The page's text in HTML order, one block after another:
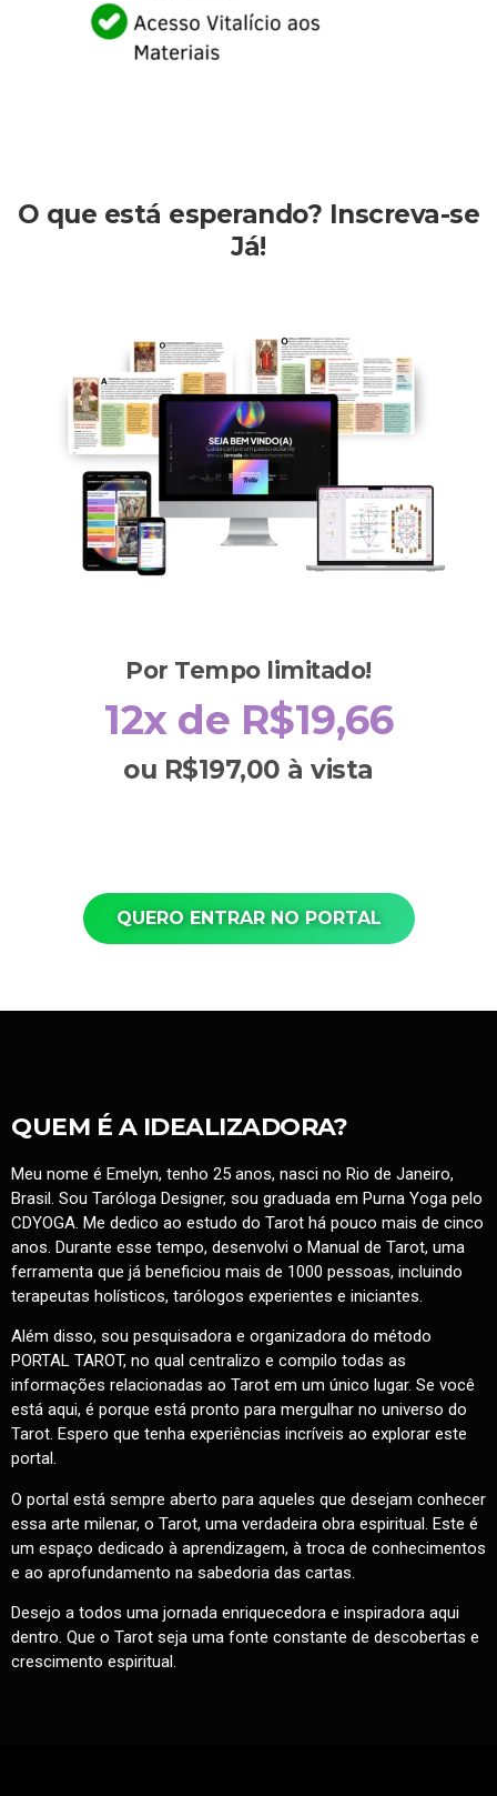
O que está esperando? Inscreva-se
Já!
Por Tempo limitado!
12x de R$19,66
ou R$197,00 à vista
QUERO ENTRAR NO PORTAL
QUEM É A IDEALIZADORA?
Meu nome é Emelyn, tenho 25 anos, nasci no Rio de Janeiro,
Brasil. Sou Taróloga Designer, sou graduada em Purna Yoga pelo
CDYOGA. Me dedico ao estudo do Tarot há pouco mais de cinco
anos. Durante esse tempo, desenvolvi o Manual de Tarot, uma
ferramenta que já beneficiou mais de 1000 pessoas, incluindo
terapeutas holísticos, tarólogos experientes e iniciantes.
Além disso, sou pesquisadora e organizadora do método
PORTAL TAROT, no qual centralizo e compilo todas as
informações relacionadas ao Tarot em um único lugar. Se você
está aqui, é porque está pronto para mergulhar no universo do
Tarot. Espero que tenha experiências incríveis ao explorar este
portal.
O portal está sempre aberto para aqueles que desejam conhecer
essa arte milenar, o Tarot, uma verdadeira obra espiritual. Este é
um espaço dedicado à aprendizagem, à troca de conhecimentos
e ao aprofundamento na sabedoria das cartas.
Desejo a todos uma jornada enriquecedora e inspiradora aqui
dentro. Que o Tarot seja uma fonte constante de descobertas e
crescimento espiritual.